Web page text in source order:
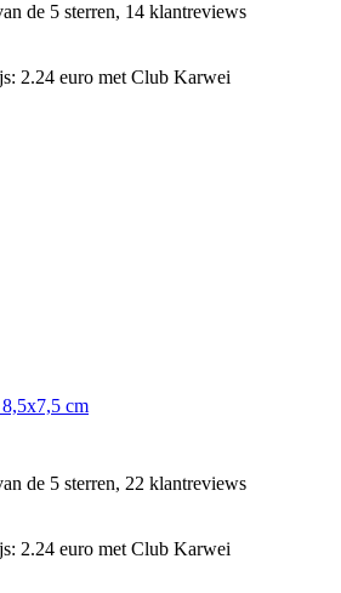
de 5 sterren, 14 klantreviews
2.24 euro met Club Karwei
8,5x7,5 cm
de 5 sterren, 22 klantreviews
2.24 euro met Club Karwei